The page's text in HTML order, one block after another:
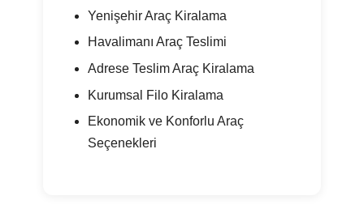
Yenişehir Araç Kiralama
Havalimanı Araç Teslimi
Adrese Teslim Araç Kiralama
Kurumsal Filo Kiralama
Ekonomik ve Konforlu Araç
Seçenekleri